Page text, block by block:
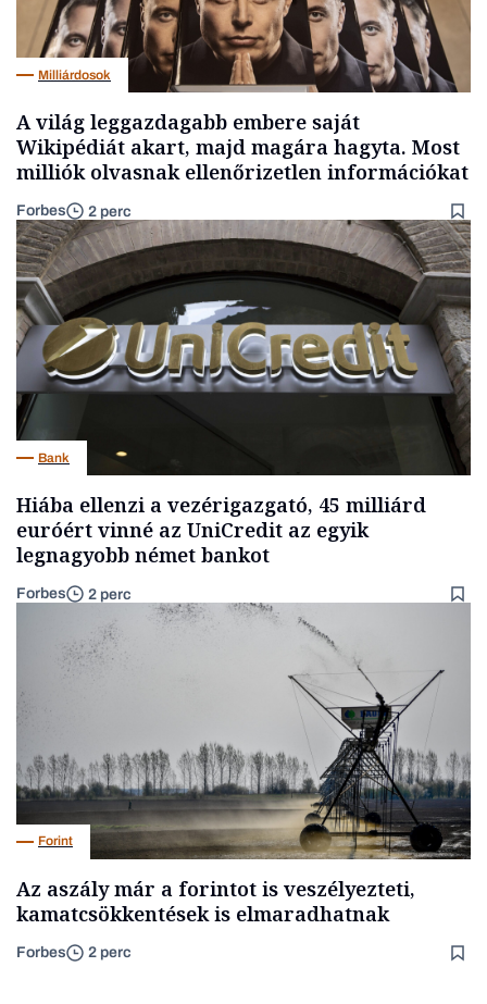
Milliárdosok
A világ leggazdagabb embere saját
Wikipédiát akart, majd magára hagyta. Most
milliók olvasnak ellenőrizetlen információkat
Forbes 2 perc
Bank
Hiába ellenzi a vezérigazgató, 45 milliárd
euróért vinné az UniCredit az egyik
legnagyobb német bankot
Forbes 2 perc
Forint
Az aszály már a forintot is veszélyezteti,
kamatcsökkentések is elmaradhatnak
Forbes 2 perc